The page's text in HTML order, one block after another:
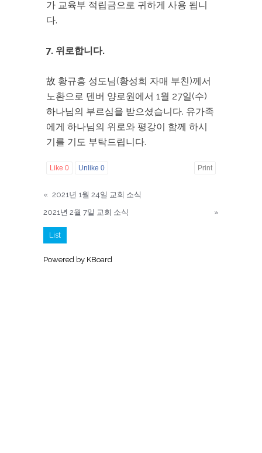
가 교육부 적립금으로 귀하게 사용 됩니
다.
7. 위로합니다.
故 황규흥 성도님(황성희 자매 부친)께서
노환으로 덴버 양로원에서 1월 27일(수)
하나님의 부르심을 받으셨습니다. 유가족
에게 하나님의 위로와 평강이 함께 하시
기를 기도 부탁드립니다.
Like 0 Unlike 0 Print
« 2021년 1월 24일 교회 소식
2021년 2월 7일 교회 소식
»
List
Powered by KBoard